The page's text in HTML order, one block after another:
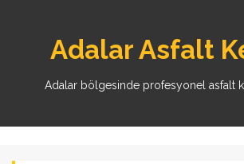
Adalar Asfalt
Adalar bölgesinde profesyonel asfalt